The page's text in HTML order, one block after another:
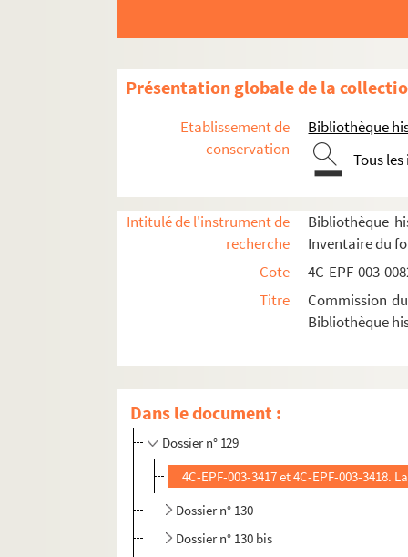
Présentation globale de la
Etablissement de
conservation
Bibliothèque
Tous
Intitulé de l'instrument de
recherche
Bibliothèque
Inventaire du
Cote
4C-EPF-003-
Titre
Commission
Bibliothèque
Dans le document :
Dossier n° 116
Dossier n° 117
Dossier n° 118
Dossier n° 119
Dossier n° 121
Dossier n° 122
Dossier n° 127
Dossier n° 128
Dossier n° 129
4C-EPF-003-3417 et 4C-EPF-003-
Dossier n° 130
Dossier n° 130 bis